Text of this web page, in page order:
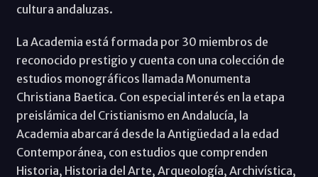
cultura andaluzas.
La Academia está formada por 30 miembros de
reconocido prestigio y cuenta con una colección de
estudios monográficos llamada Monumenta
Christiana Baetica. Con especial interés en la etapa
preislámica del Cristianismo en Andalucía, la
Academia abarcará desde la Antigüedad a la edad
Contemporánea, con estudios que comprenden
Historia, Historia del Arte, Arqueología, Archivística,